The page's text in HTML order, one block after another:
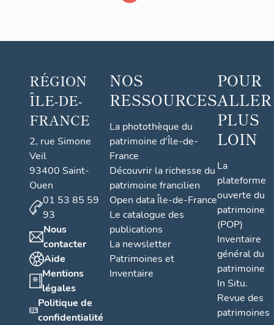
RÉGION
ÎLE-DE-
FRANCE
2, rue Simone
Veil
93400 Saint-
Ouen
01 53 85 59
93
Nous
contacter
Aide
Mentions
légales
Politique de
confidentialité
NOS
RESSOURCES
La photothèque du
patrimoine d'Île-de-
France
Découvrir la richesse du
patrimoine francilien
Open data Île-de-France
Le catalogue des
publications
La newsletter
Patrimoines et
Inventaire
POUR
ALLER
PLUS
LOIN
La
plateforme
ouverte du
patrimoine
(POP)
Inventaire
général du
patrimoine
In Situ.
Revue des
patrimoines